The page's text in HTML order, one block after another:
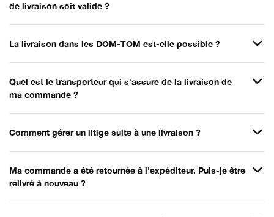
de livraison soit valide ?
La livraison dans les DOM-TOM est-elle possible ?
Quel est le transporteur qui s'assure de la livraison de
ma commande ?
Comment gérer un litige suite à une livraison ?
Ma commande a été retournée à l'expéditeur. Puis-je être
relivré à nouveau ?